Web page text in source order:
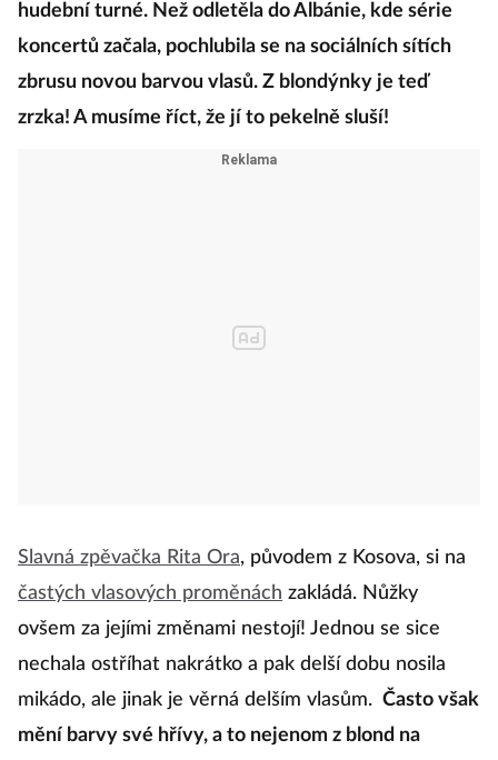
hudební turné. Než odletěla do Albánie, kde série
koncertů začala, pochlubila se na sociálních sítích
zbrusu novou barvou vlasů. Z blondýnky je teď
zrzka! A musíme říct, že jí to pekelně sluší!
Slavná zpěvačka Rita Ora, původem z Kosova, si na
častých vlasových proměnách zakládá. Nůžky
ovšem za jejími změnami nestojí! Jednou se sice
nechala ostříhat nakrátko a pak delší dobu nosila
mikádo, ale jinak je věrná delším vlasům. Často však
mění barvy své hřívy, a to nejenom z blond na